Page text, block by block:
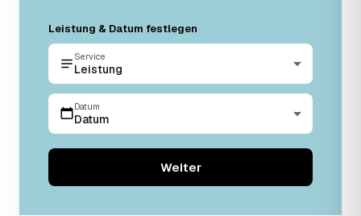
Leistung & Datum festlegen
Service
Leistung
Datum
Datum
Weiter